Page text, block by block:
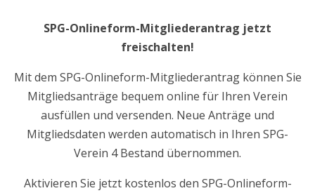
SPG-Onlineform-Mitgliederantrag jetzt
freischalten!
Mit dem SPG-Onlineform-Mitgliederantrag können Sie
Mitgliedsanträge bequem online für Ihren Verein
ausfüllen und versenden. Neue Anträge und
Mitgliedsdaten werden automatisch in Ihren SPG-
Verein 4 Bestand übernommen.
Aktivieren Sie jetzt kostenlos den SPG-Onlineform-